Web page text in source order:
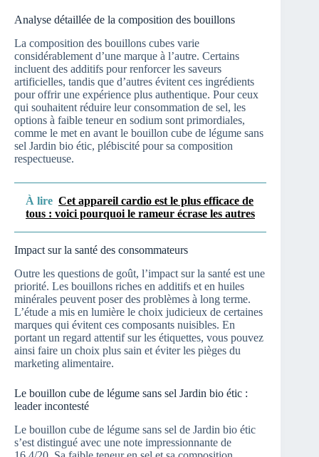
Analyse détaillée de la composition des bouillons
La composition des bouillons cubes varie
considérablement d’une marque à l’autre. Certains
incluent des additifs pour renforcer les saveurs
artificielles, tandis que d’autres évitent ces ingrédients
pour offrir une expérience plus authentique. Pour ceux
qui souhaitent réduire leur consommation de sel, les
options à faible teneur en sodium sont primordiales,
comme le met en avant le bouillon cube de légume sans
sel Jardin bio étic, plébiscité pour sa composition
respectueuse.
À lire Cet appareil cardio est le plus efficace de
tous : voici pourquoi le rameur écrase les autres
Impact sur la santé des consommateurs
Outre les questions de goût, l’impact sur la santé est une
priorité. Les bouillons riches en additifs et en huiles
minérales peuvent poser des problèmes à long terme.
L’étude a mis en lumière le choix judicieux de certaines
marques qui évitent ces composants nuisibles. En
portant un regard attentif sur les étiquettes, vous pouvez
ainsi faire un choix plus sain et éviter les pièges du
marketing alimentaire.
Le bouillon cube de légume sans sel Jardin bio étic :
leader incontesté
Le bouillon cube de légume sans sel de Jardin bio étic
s’est distingué avec une note impressionnante de